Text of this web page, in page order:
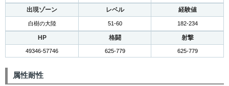
出現ゾーン レベル 経験値
白樹の大陸 51-60 182-234
HP 格闘 射撃
49346-57746 625-779 625-779
属性耐性